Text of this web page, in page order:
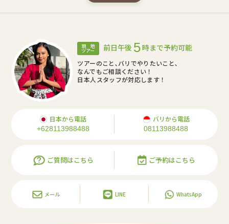
現 地
ツアー 前日午後 5時まで予約可能
ツアーのこと､バリでやりたいこと､
なんでもご相談ください！
日本人スタッフが対応します！
日本から電話
+628113988488
バリから電話
08113988488
ご質問はこちら ご予約はこちら
メール LINE WhatsApp